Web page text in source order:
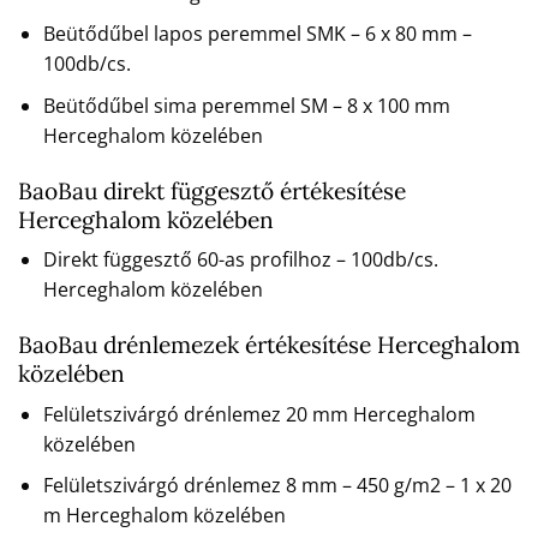
Beütődűbel lapos peremmel SMK – 6 x 80 mm –
100db/cs.
Beütődűbel sima peremmel SM – 8 x 100 mm
Herceghalom közelében
BaoBau direkt függesztő értékesítése
Herceghalom közelében
Direkt függesztő 60-as profilhoz – 100db/cs.
Herceghalom közelében
BaoBau drénlemezek értékesítése Herceghalom
közelében
Felületszivárgó drénlemez 20 mm Herceghalom
közelében
Felületszivárgó drénlemez 8 mm – 450 g/m2 – 1 x 20
m Herceghalom közelében